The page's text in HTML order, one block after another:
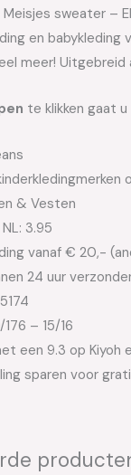
sweater –
en babykleding
meer!
te klikken gaat
& Vesten
3.95
vanaf € 20,-
24 uur
– 15/16
een 9.3 op Kiyoh
sparen voor